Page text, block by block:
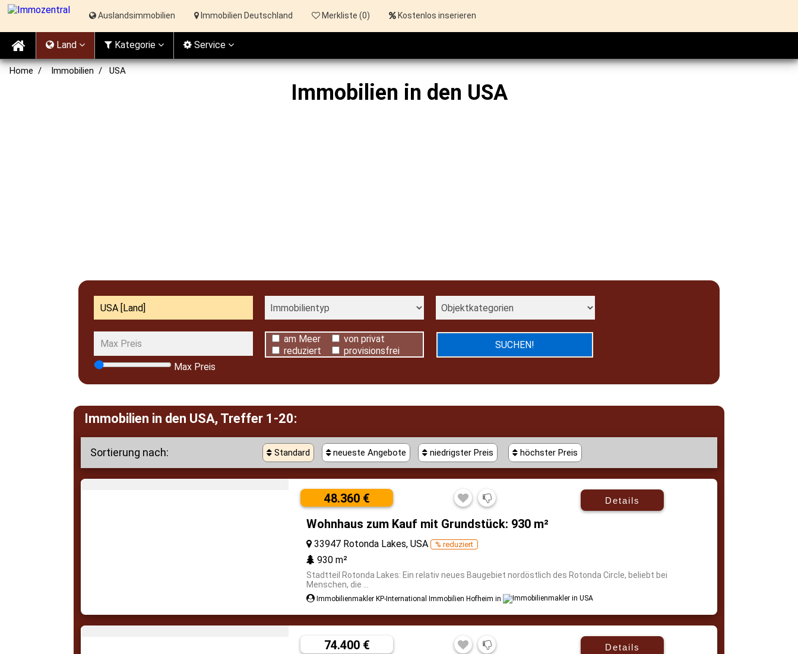
Home Immobilien USA
Immobilien in den USA
Max Preis
am Meer
reduziert
von privat
provisionsfrei
Auslandsimmobilien Immobilien Deutschland Merkliste (0) Kostenlos inserieren
Land Kategorie Service
Immobilien in den USA, Treffer 1-20:
Sortierung nach: Standard neueste Angebote niedrigster Preis höchster Preis
48.360 € Details
Wohnhaus zum Kauf mit Grundstück: 930 m²
33947 Rotonda Lakes, USA % reduziert
930 m²
Stadtteil Rotonda Lakes: Ein relativ neues Baugebiet nordöstlich des Rotonda Circle, beliebt bei
Menschen, die ...
Immobilienmakler KP-International Immobilien Hofheim in
74.400 € Details